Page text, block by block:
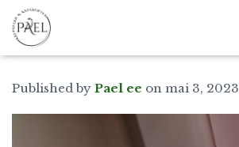
Published by Pael ee on mai 3, 2023